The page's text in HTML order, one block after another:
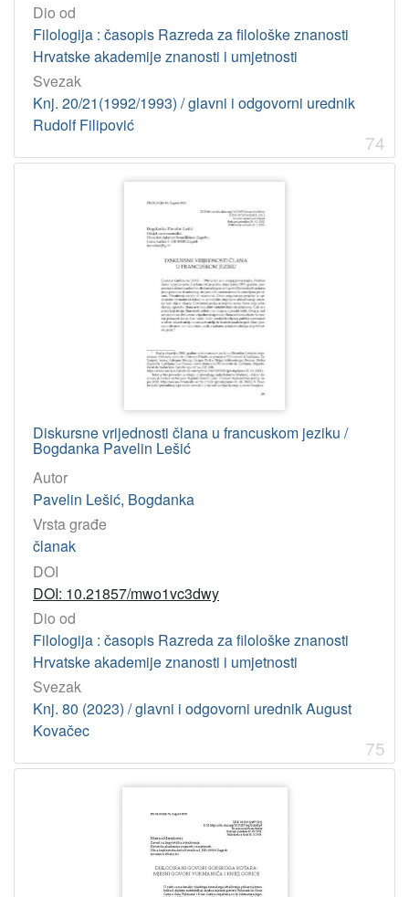
Dio od
Filologija : časopis Razreda za filološke znanosti
Hrvatske akademije znanosti i umjetnosti
Svezak
Knj. 20/21(1992/1993) / glavni i odgovorni urednik
Rudolf Filipović
74
Diskursne vrijednosti člana u francuskom jeziku /
Bogdanka Pavelin Lešić
Autor
Pavelin Lešić, Bogdanka
Vrsta građe
članak
DOI
DOI: 10.21857/mwo1vc3dwy
Dio od
Filologija : časopis Razreda za filološke znanosti
Hrvatske akademije znanosti i umjetnosti
Svezak
Knj. 80 (2023) / glavni i odgovorni urednik August
Kovačec
75